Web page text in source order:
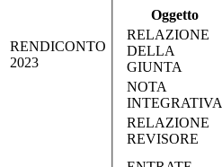
RENDICONTO
2023
Oggetto
RELAZIONE
DELLA
GIUNTA
NOTA
INTEGRATIVA
RELAZIONE
REVISORE